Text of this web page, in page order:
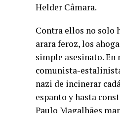
Helder Câmara.
Contra ellos no solo
arara feroz, los
simple asesinato.
comunista-
nazi de incinerar
espanto y hasta
Paulo Magalhães